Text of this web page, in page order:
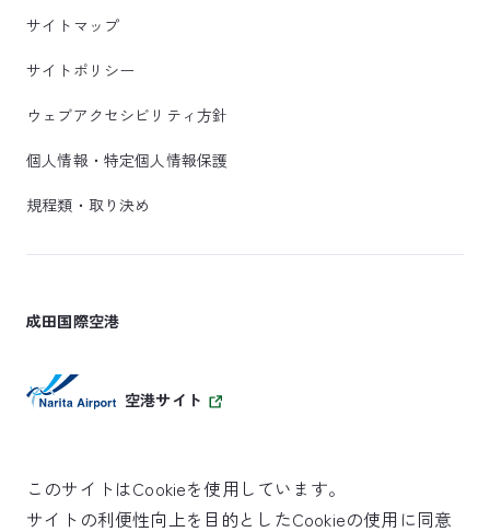
サイトマップ
サイトポリシー
ウェブアクセシビリティ方針
個人情報・特定個人情報保護
規程類・取り決め
成田国際空港
空港サイト
このサイトはCookieを使用しています。
サイトの利便性向上を目的としたCookieの使用に同意